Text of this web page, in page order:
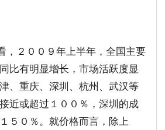
，２００９年上半年，全国主要
比有明显增长，市场活跃度显
、重庆、深圳、杭州、武汉等
近或超过１００％，深圳的成
５０％。就价格而言，除上